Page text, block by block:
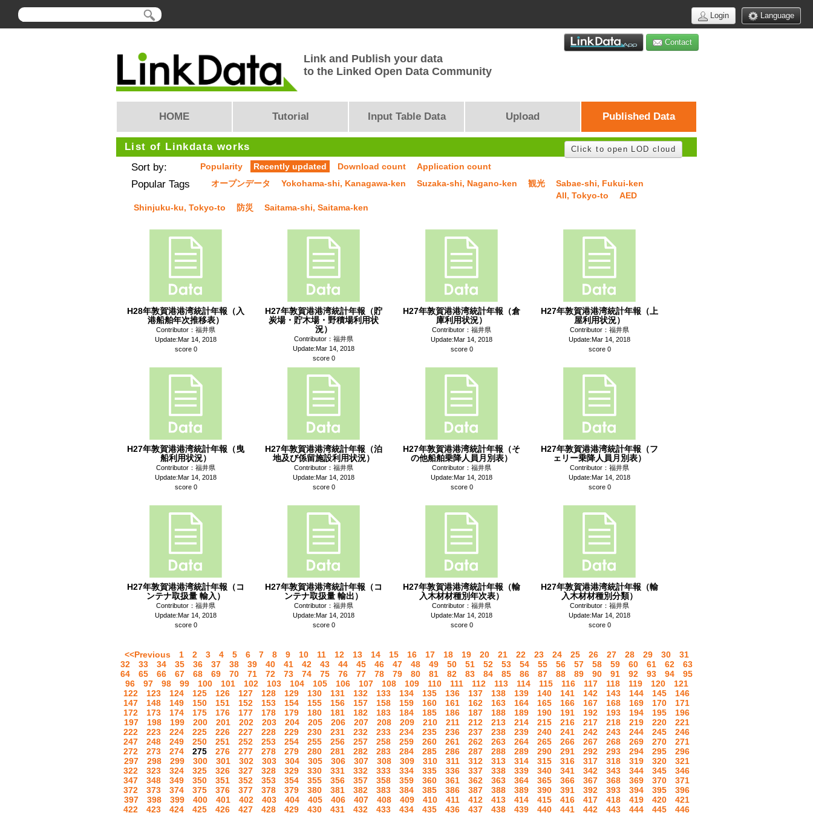
Language
Login
Contact
Link and Publish your data
to the Linked Open Data Community
HOME Tutorial Input Table Data Upload Published Data
List of Linkdata works Click to open LOD cloud
Sort by: Popularity Recently updated Download count Application count
Popular Tags オープンデータ Yokohama-shi, Kanagawa-ken Suzaka-shi, Nagano-ken 観光
Sabae-shi, Fukui-ken
All, Tokyo-to
AED
Shinjuku-ku, Tokyo-to
防災 Saitama-shi, Saitama-ken
H28年敦賀港港湾統計年報（入
港船舶年次推移表）
Contributor：福井県
Update:Mar 14, 2018
score 0
H27年敦賀港港湾統計年報（貯
炭場・貯木場・野積場利用状
況）
Contributor：福井県
Update:Mar 14, 2018
score 0
H27年敦賀港港湾統計年報（倉
庫利用状況）
Contributor：福井県
Update:Mar 14, 2018
score 0
H27年敦賀港港湾統計年報（上
屋利用状況）
Contributor：福井県
Update:Mar 14, 2018
score 0
H27年敦賀港港湾統計年報（曳
船利用状況）
Contributor：福井県
Update:Mar 14, 2018
score 0
H27年敦賀港港湾統計年報（泊
地及び係留施設利用状況）
Contributor：福井県
Update:Mar 14, 2018
score 0
H27年敦賀港港湾統計年報（そ
の他船舶乗降人員月別表）
Contributor：福井県
Update:Mar 14, 2018
score 0
H27年敦賀港港湾統計年報（フ
ェリー乗降人員月別表）
Contributor：福井県
Update:Mar 14, 2018
score 0
H27年敦賀港港湾統計年報（コ
ンテナ取扱量 輸入）
Contributor：福井県
Update:Mar 14, 2018
score 0
H27年敦賀港港湾統計年報（コ
ンテナ取扱量 輸出）
Contributor：福井県
Update:Mar 14, 2018
score 0
H27年敦賀港港湾統計年報（輸
入木材材種別年次表）
Contributor：福井県
Update:Mar 14, 2018
score 0
H27年敦賀港港湾統計年報（輸
入木材材種別分類）
Contributor：福井県
Update:Mar 14, 2018
score 0
<<Previous 1 2 3 4 5 6 7 8 9 10 11 12 13 14 15 16 17 18 19 20 21 22 23 24 25 26 27 28 29 30
31
32
33 34 35 36 37 38 39 40 41 42 43 44 45 46 47 48 49 50 51 52 53 54 55 56 57 58 59 60 61 62
63
64
65 66 67 68 69 70 71 72 73 74 75 76 77 78 79 80 81 82 83 84 85 86 87 88 89 90 91 92 93 94
95
96
97 98 99 100 101 102 103 104 105 106 107 108 109 110 111 112 113 114 115 116 117 118 119 120
121
122
123 124 125 126 127 128 129 130 131 132 133 134 135 136 137 138 139 140 141 142 143 144 145
146
147
148 149 150 151 152 153 154 155 156 157 158 159 160 161 162 163 164 165 166 167 168 169 170
171
172
173 174 175 176 177 178 179 180 181 182 183 184 185 186 187 188 189 190 191 192 193 194 195
196
197
198 199 200 201 202 203 204 205 206 207 208 209 210 211 212 213 214 215 216 217 218 219 220
221
222
223 224 225 226 227 228 229 230 231 232 233 234 235 236 237 238 239 240 241 242 243 244 245
246
247
248 249 250 251 252 253 254 255 256 257 258 259 260 261 262 263 264 265 266 267 268 269 270
271
272
273 274 275 276 277 278 279 280 281 282 283 284 285 286 287 288 289 290 291 292 293 294 295
296
297
298 299 300 301 302 303 304 305 306 307 308 309 310 311 312 313 314 315 316 317 318 319 320
321
322
323 324 325 326 327 328 329 330 331 332 333 334 335 336 337 338 339 340 341 342 343 344 345
346
347
348 349 350 351 352 353 354 355 356 357 358 359 360 361 362 363 364 365 366 367 368 369 370
371
372
373 374 375 376 377 378 379 380 381 382 383 384 385 386 387 388 389 390 391 392 393 394 395
396
397
398 399 400 401 402 403 404 405 406 407 408 409 410 411 412 413 414 415 416 417 418 419 420
421
422
423 424 425 426 427 428 429 430 431 432 433 434 435 436 437 438 439 440 441 442 443 444 445 446